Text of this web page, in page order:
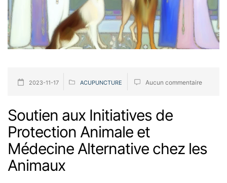
2023-11-17 ACUPUNCTURE Aucun commentaire
Soutien aux Initiatives de
Protection Animale et
Médecine Alternative chez les
Animaux